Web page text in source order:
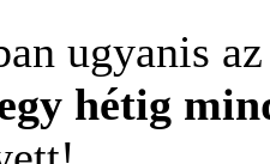
ugyanis
hétig